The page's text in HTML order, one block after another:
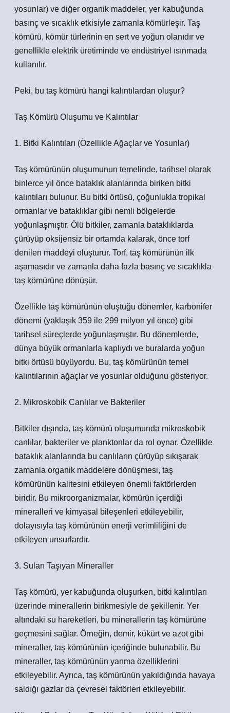
yosunlar) ve diğer organik maddeler, yer kabuğunda
basınç ve sıcaklık etkisiyle zamanla kömürleşir. Taş
kömürü, kömür türlerinin en sert ve yoğun olanıdır ve
genellikle elektrik üretiminde ve endüstriyel ısınmada
kullanılır.
Peki, bu taş kömürü hangi kalıntılardan oluşur?
Taş Kömürü Oluşumu ve Kalıntılar
1. Bitki Kalıntıları (Özellikle Ağaçlar ve Yosunlar)
Taş kömürünün oluşumunun temelinde, tarihsel olarak
binlerce yıl önce bataklık alanlarında biriken bitki
kalıntıları bulunur. Bu bitki örtüsü, çoğunlukla tropikal
ormanlar ve bataklıklar gibi nemli bölgelerde
yoğunlaşmıştır. Ölü bitkiler, zamanla bataklıklarda
çürüyüp oksijensiz bir ortamda kalarak, önce torf
denilen maddeyi oluşturur. Torf, taş kömürünün ilk
aşamasıdır ve zamanla daha fazla basınç ve sıcaklıkla
taş kömürüne dönüşür.
Özellikle taş kömürünün oluştuğu dönemler, karbonifer
dönemi (yaklaşık 359 ile 299 milyon yıl önce) gibi
tarihsel süreçlerde yoğunlaşmıştır. Bu dönemlerde,
dünya büyük ormanlarla kaplıydı ve buralarda yoğun
bitki örtüsü büyüyordu. Bu, taş kömürünün temel
kalıntılarının ağaçlar ve yosunlar olduğunu gösteriyor.
2. Mikroskobik Canlılar ve Bakteriler
Bitkiler dışında, taş kömürü oluşumunda mikroskobik
canlılar, bakteriler ve planktonlar da rol oynar. Özellikle
bataklık alanlarında bu canlıların çürüyüp sıkışarak
zamanla organik maddelere dönüşmesi, taş
kömürünün kalitesini etkileyen önemli faktörlerden
biridir. Bu mikroorganizmalar, kömürün içerdiği
mineralleri ve kimyasal bileşenleri etkileyebilir,
dolayısıyla taş kömürünün enerji verimliliğini de
etkileyen unsurlardır.
3. Suları Taşıyan Mineraller
Taş kömürü, yer kabuğunda oluşurken, bitki kalıntıları
üzerinde minerallerin birikmesiyle de şekillenir. Yer
altındaki su hareketleri, bu minerallerin taş kömürüne
geçmesini sağlar. Örneğin, demir, kükürt ve azot gibi
mineraller, taş kömürünün içeriğinde bulunabilir. Bu
mineraller, taş kömürünün yanma özelliklerini
etkileyebilir. Ayrıca, taş kömürünün yakıldığında havaya
saldığı gazlar da çevresel faktörleri etkileyebilir.